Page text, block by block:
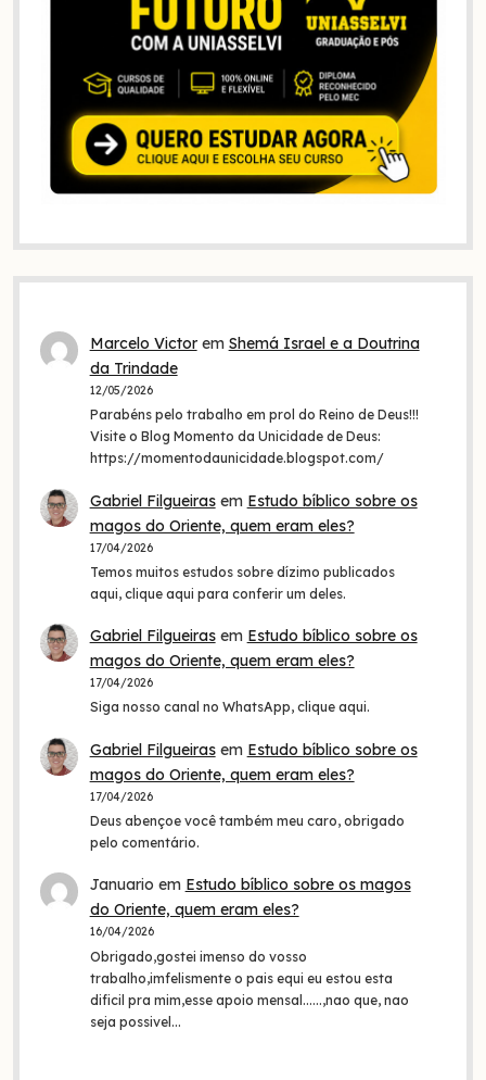
Marcelo Victorem Shemá Israel e a Doutrina
da Trindade
12/05/2026
Parabéns pelo trabalho em prol do Reino de Deus!!!
Visite o Blog Momento da Unicidade de Deus:
https://momentodaunicidade.blogspot.com/
Gabriel Filgueirasem Estudo bíblico sobre os
magos do Oriente, quem eram eles?
17/04/2026
Temos muitos estudos sobre dízimo publicados
aqui, clique aqui para conferir um deles.
Gabriel Filgueirasem Estudo bíblico sobre os
magos do Oriente, quem eram eles?
17/04/2026
Siga nosso canal no WhatsApp, clique aqui.
Gabriel Filgueirasem Estudo bíblico sobre os
magos do Oriente, quem eram eles?
17/04/2026
Deus abençoe você também meu caro, obrigado
pelo comentário.
Januario em Estudo bíblico sobre os magos
do Oriente, quem eram eles?
16/04/2026
Obrigado,gostei imenso do vosso
trabalho,imfelismente o pais equi eu estou esta
dificil pra mim,esse apoio mensal......,nao que, nao
seja possivel…